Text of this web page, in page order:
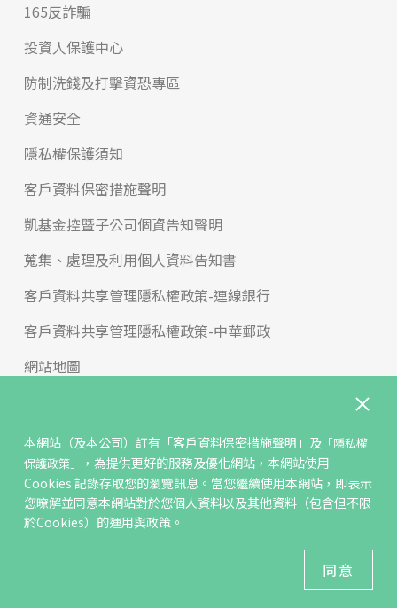
本網站（及本公司）訂有 「客戶資料保密措施聲明」 及「隱私權
保護政策」
，為提供更好的服務及優化網站，本網站使用
Cookies 記錄存取您的瀏覽訊息。當您繼續使用本網站，即表示
您暸解並同意本網站對於您個人資料以及其他資料（包含但不限
於Cookies）的運用與政策。
同意
165反詐騙
投資人保護中心
防制洗錢及打擊資恐專區
資通安全
隱私權保護須知
客戶資料保密措施聲明
凱基金控暨子公司個資告知聲明
蒐集、處理及利用個人資料告知書
客戶資料共享管理隱私權政策-連線銀行
客戶資料共享管理隱私權政策-中華郵政
網站地圖
免責聲明
聯絡我們
反詐騙專區